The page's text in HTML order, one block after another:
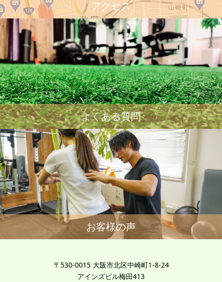
アクセス
よくある質問
お客様の声
〒530-0015 大阪市北区中崎町1-8-24
アインズビル梅田413